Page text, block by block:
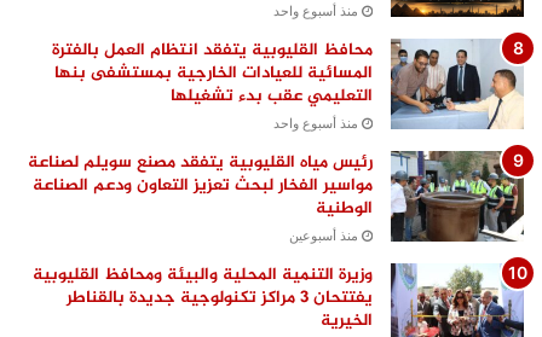
منذ أسبوع واحد
محافظ القليوبية يتفقد انتظام العمل بالفترة
المسائية للعيادات الخارجية بمستشفى بنها
التعليمي عقب بدء تشغيلها
منذ أسبوع واحد
رئيس مياه القليوبية يتفقد مصنع سويلم لصناعة
مواسير الفخار لبحث تعزيز التعاون ودعم الصناعة
الوطنية
منذ أسبوعين
وزيرة التنمية المحلية والبيئة ومحافظ القليوبية
يفتتحان 3 مراكز تكنولوجية جديدة بالقناطر
الخيرية